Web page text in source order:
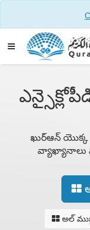
ఖుర్ఆన్ యొక్క
వ్యాఖ్యానాలు
అల్